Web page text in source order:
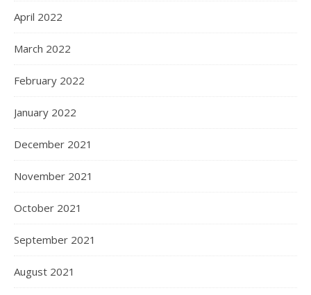
April 2022
March 2022
February 2022
January 2022
December 2021
November 2021
October 2021
September 2021
August 2021